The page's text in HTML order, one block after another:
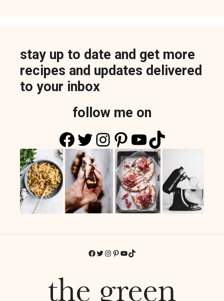
stay up to date and get more
recipes and updates delivered
to your inbox
follow me on
Facebook
Twitter
Instagram
Pinterest
YouTube
TikTok
Facebook
Twitter
Instagram
Pinterest
YouTube
TikTok